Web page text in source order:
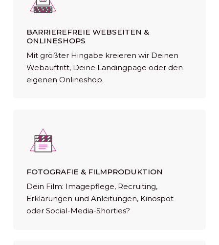
BARRIEREFREIE WEBSEITEN &
ONLINESHOPS
Mit größter Hingabe kreieren wir Deinen
Webauftritt, Deine Landingpage oder den
eigenen Onlineshop.
FOTOGRAFIE & FILMPRODUKTION
Dein Film: Imagepflege, Recruiting,
Erklärungen und Anleitungen, Kinospot
oder Social-Media-Shorties?